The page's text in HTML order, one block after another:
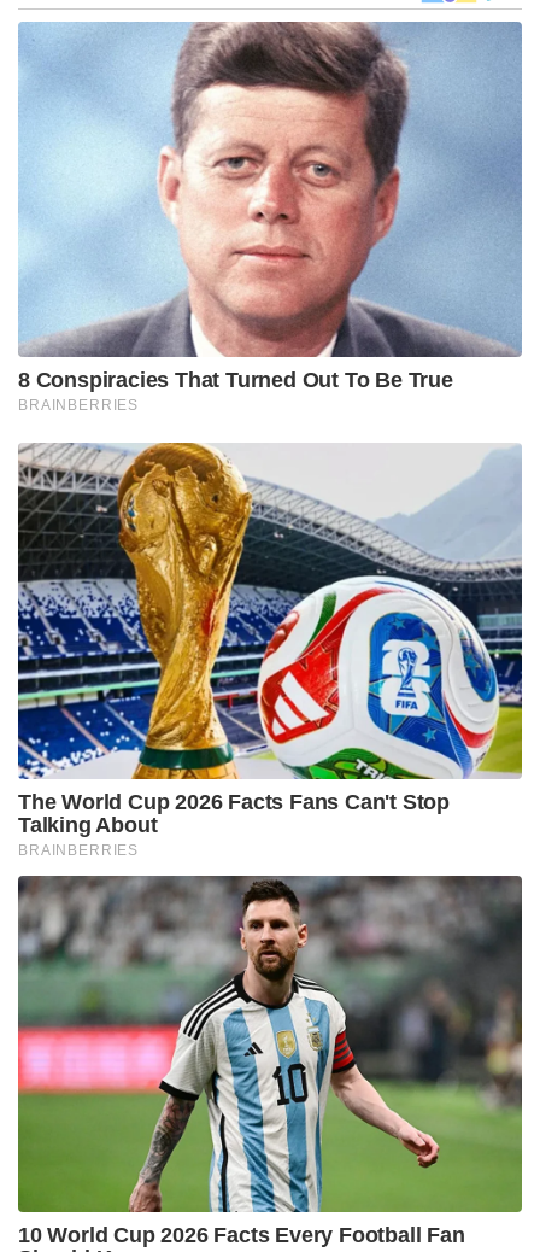
‘കത്തിയത് എന്റെ വാഹനമല്ല, കോടികളുടെ സ്വപ്നം:
സംവിധായകൻ വിജീഷ് മണിയുടെ കാർ കത്തിച്ച
കേസിൽ പ്രതികളെ പിടികൂടാതെ പോലീസ്
കർക്കിടകം കനക്കുന്നു, 3 ജില്ലകളിൽ അതിതീവ്ര മഴ;
പത്തനംതിട്ടയും കോട്ടയവും ഇടുക്കിയും റെഡ്
അലർട്ടിൽ!’: വരും മണിക്കൂറുകളിൽ പ്രളയസാധ്യത
പൃഥ്വിരാജ് ‘ലൂസിഫറി’ൽ വന്നപ്പോൾ എനിക്ക്
ഭയങ്കരമായി ഇഷ്ടപ്പെട്ടു. കാരണം അത് വളരെ സട്ടിൽ
ആയിട്ടുള്ള ഒരു വരവായിരുന്നു. പക്ഷേ ഇതിൽ
മോഹൻലാലിനെക്കാൾ കൂടുതൽ പൃഥ്വിരാജ് നിറഞ്ഞു
നിൽക്കുന്ന ഒരു സിനിമയാണ്. സയിദ് മസൂദ് എങ്ങനെ
സയിദ് മസൂദ് ആയി എന്ന് കാണിക്കാൻ വേണ്ടി‌
ഇതുപോലെ ഗോധ്ര കലാപം വലിച്ച്‌ കൊണ്ടുവരികയും
ട്രെയിൻ കത്തുന്നത് ശരിക്കും കാണിക്കുന്നില്ല, അത്
എഡിറ്റ് ചെയ്യുമ്പോഴും അതിന്റെ ഒന്നും മാറാൻ
പോകുന്നില്ല. അതിന്റെ കഥ എന്ന് പറയുന്നത് ഇപ്പോഴും
കഥയായിട്ട് തന്നെ ഇരിക്കും. സിനിമയുടെ സന്ദേശം
ഇപ്പോഴും അതുപോലെ ഇരിക്കും, കുറെ സീനുകൾ
മാറ്റിയതുകൊണ്ടോ അതിനകത്തെ മുഖ്യ വില്ലന്റെ പേര്
മാറ്റിയതുകൊണ്ടോ കാര്യമില്ല. ഹനുമാന്റെ പേരിട്ട
ബജ്‌രംഗി ഭായി എന്ന് പറയുന്ന ആളാണ് വില്ലൻ
കഥാപാത്രം. അത് മാറ്റി ബൽരാജ് ഭയ്യ
എന്നാക്കിയതുകൊണ്ട് ഒന്നും ഇത് മാറാൻ പോകുന്നില്ല
കാരണം ഇതിനകത്ത് പറഞ്ഞിരിക്കുന്നത് വയലൻസ്
ആണ്. ഇതിനകത്തുള്ളത് ബിജെപി വന്നു കഴിഞ്ഞാൽ
നമ്മുടെ രാജ്യം കുട്ടിച്ചോറാകും. ഇപ്പോൾ
മതസൗഹാർദത്തോടുകൂടി സ്നേഹത്തോടുകൂടി
ഇരിക്കുന്ന കേരളം എന്ന് പറയുന്ന കൊച്ചു സംസ്ഥാനം
ഇങ്ങനെ ഭാരതത്തിന്റെ ഭാഗമല്ലാതെ മാറികിടക്കുന്നത്
തന്നെയാണ് സേഫ്, അത് ഭാരതത്തിന്റെ ഭാഗമാകണ്ട
എന്നുള്ള തെറ്റായ ഒരു ധാരണ സമൂഹത്തിന്
നൽകുന്നു.
മുഖ്യമന്ത്രി പിണറായി വിജയൻ എന്തുദ്ദേശത്തിലാണ്
തന്റെ പേരക്കുട്ടിയെ ഈ സിനിമ കാണാൻ
കൊണ്ടുപോയതെന്നു മനസ്സിലായില്ലെന്നും അവർ
Tags: dgp r sreelekha empuran mohan lal cinema